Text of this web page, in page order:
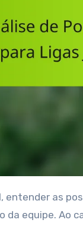
da equipe. Ao